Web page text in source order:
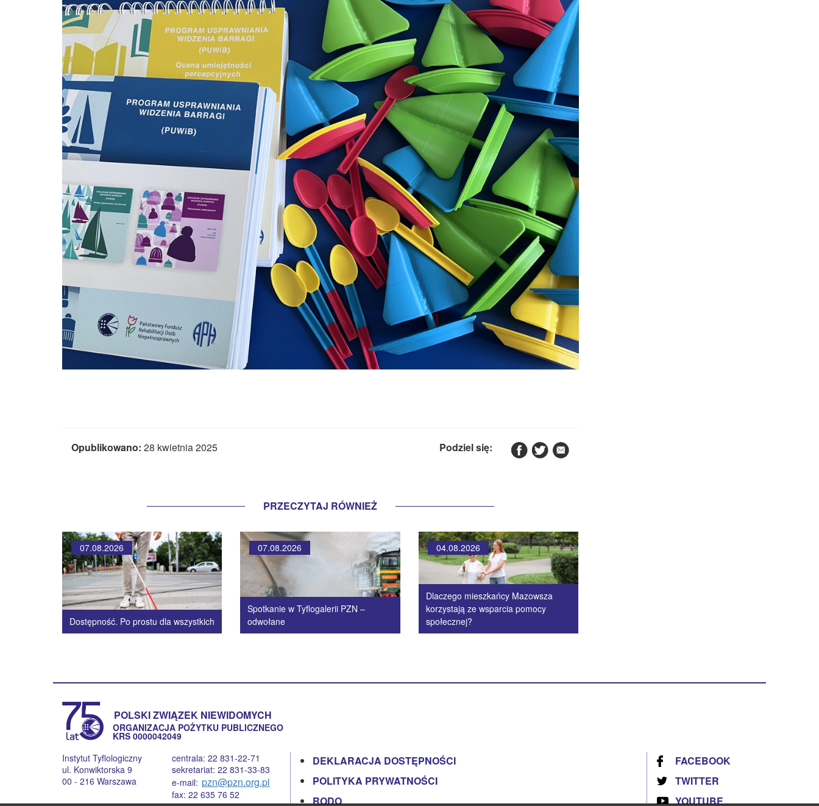
Opublikowano: 28 kwietnia 2025 Podziel się:
PRZECZYTAJ RÓWNIEŻ
07.08.2026
Dostępność. Po prostu dla wszystkich
07.08.2026
Spotkanie w Tyflogalerii PZN –
odwołane
04.08.2026
Dlaczego mieszkańcy Mazowsza
korzystają ze wsparcia pomocy
społecznej?
POLSKI ZWIĄZEK NIEWIDOMYCH
ORGANIZACJA POŻYTKU PUBLICZNEGO
KRS 0000042049
Instytut Tyflologiczny
ul. Konwiktorska 9
00 - 216 Warszawa
centrala: 22 831-22-71
sekretariat: 22 831-33-83
e-mail: pzn@pzn.org.pl
fax: 22 635 76 52
DEKLARACJA DOSTĘPNOŚCI
POLITYKA PRYWATNOŚCI
RODO
FACEBOOK
TWITTER
YOUTUBE